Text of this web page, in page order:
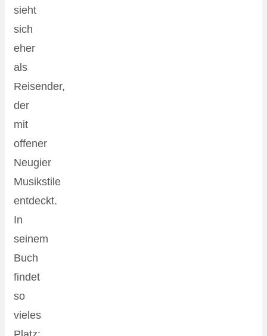
sieht
sich
eher
als
Reisender,
der
mit
offener
Neugier
Musikstile
entdeckt.
In
seinem
Buch
findet
so
vieles